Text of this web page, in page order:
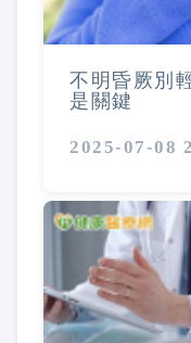
不明昏厥別
是關鍵
2025-07-08